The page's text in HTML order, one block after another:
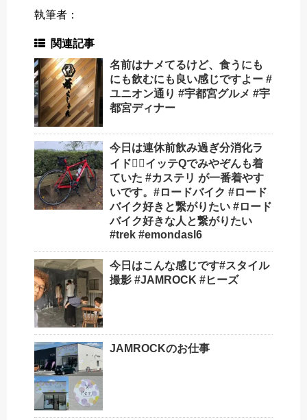
執筆者：
関連記事
名前はナメてるけど、食うにも
にも飲むにも良い感じですよー #
ユニオン通り #宇都宮グルメ #宇
都宮ディナー
今日は連休前飲み過ぎ分消化ラ
イド🚴‍♂️イッテQでみやぞんも着
ていた #カステリ が一番着やす
いです。#ロードバイク #ロード
バイク好きと繋がりたい #ロード
バイク好きな人と繋がりたい
#trek #emondasl6
今日はこんな感じです#スタイル
撮影 #JAMROCK #ヒーズ
JAMROCKのお仕事